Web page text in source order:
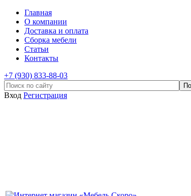
Главная
О компании
Доставка и оплата
Сборка мебели
Статьи
Контакты
+7 (930) 833-88-03
Вход Регистрация